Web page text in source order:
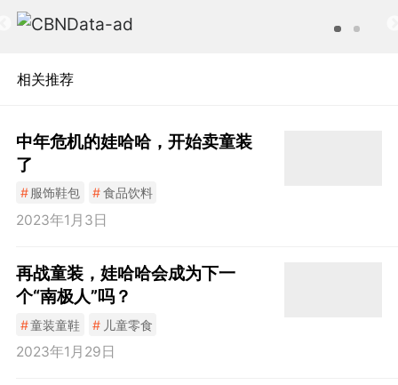
相关推荐
中年危机的娃哈哈，开始卖童装
了
#服饰鞋包 #食品饮料
2023年1月3日
再战童装，娃哈哈会成为下一
个“南极人”吗？
#童装童鞋 # 儿童零食
2023年1月29日